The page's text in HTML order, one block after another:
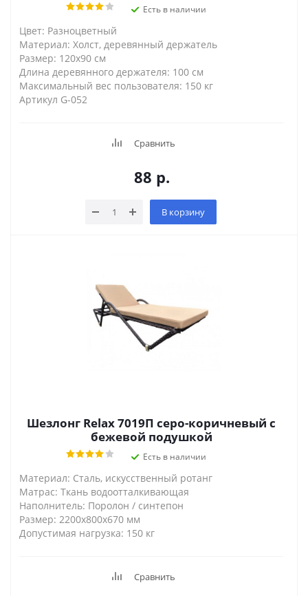
Есть в наличии
Цвет: Разноцветный
Материал: Холст, деревянный держатель
Размер: 120х90 см
Длина деревянного держателя: 100 см
Maксимальный вес пользователя: 150 кг
Артикул G-052
Сравнить
88 р.
В корзину
Шезлонг Relax 7019П серо-коричневый с
бежевой подушкой
Есть в наличии
Материал: Сталь, искусственный ротанг
Матрас: Ткань водоотталкивающая
Наполнитель: Поролон / синтепон
Размер: 2200х800х670 мм
Допустимая нагрузка: 150 кг
Сравнить